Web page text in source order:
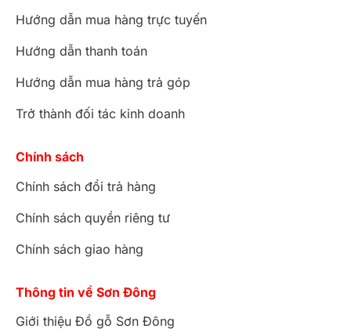
Hướng dẫn mua hàng trực tuyến
Hướng dẫn thanh toán
Hướng dẫn mua hàng trả góp
Trở thành đối tác kinh doanh
Chính sách
Chính sách đổi trả hàng
Chính sách quyền riêng tư
Chính sách giao hàng
Thông tin về Sơn Đông
Giới thiệu Đồ gỗ Sơn Đông